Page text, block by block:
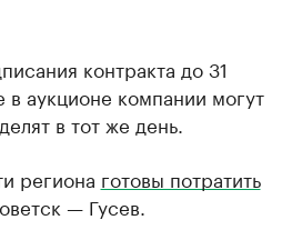
контракта до 31
в аукционе компании могут
в тот же день.
региона готовы потратить
— Гусев.